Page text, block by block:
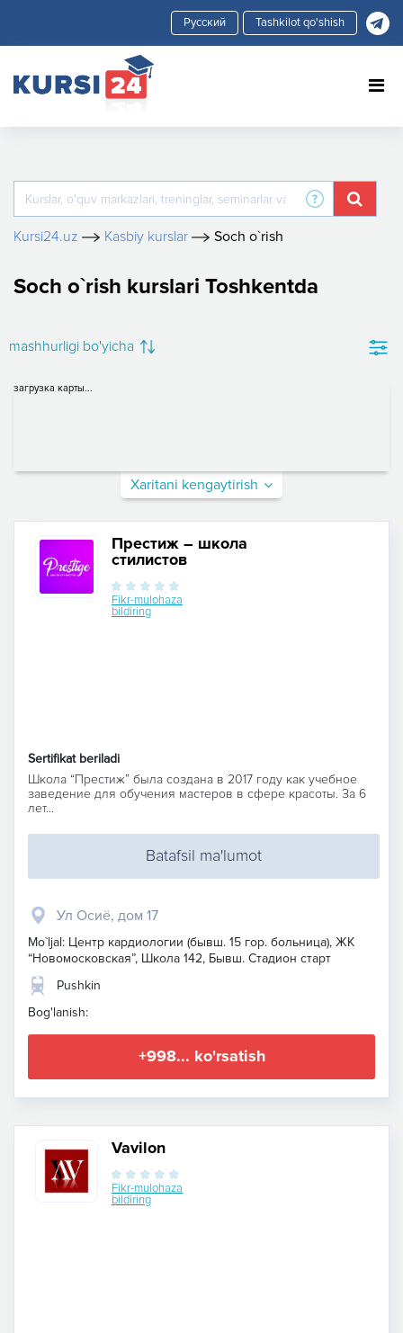
Tashkilot qo'shish
Kursi24.uz Kasbiy kurslar Soch o`rish
Soch o`rish kurslari Toshkentda
mashhurligi bo'yicha
загрузка карты...
Xaritani kengaytirish
Престиж – школа
стилистов
Fikr-mulohaza
bildiring
Sertifikat beriladi
Школа “Престиж” была создана в 2017 году как учебное
заведение для обучения мастеров в сфере красоты. За 6
лет...
Batafsil ma'lumot
Ул Осиё, дом 17
Mo`ljal: Центр кардиологии (бывш. 15 гор. больница), ЖК
“Новомосковская”, Школа 142, Бывш. Стадион старт
Pushkin
Bog'lanish:
+998... ko'rsatish
Vavilon
Fikr-mulohaza
bildiring